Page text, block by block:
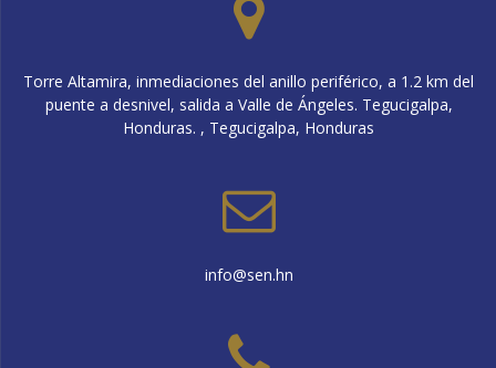
Torre Altamira, inmediaciones del anillo periférico, a 1.2 km del
puente a desnivel, salida a Valle de Ángeles. Tegucigalpa,
Honduras. , Tegucigalpa, Honduras
info@sen.hn